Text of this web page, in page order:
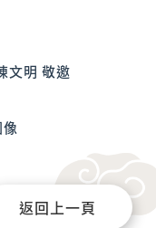
文明 敬邀
返回上一頁